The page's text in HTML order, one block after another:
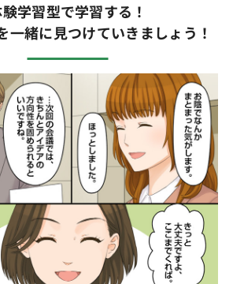
学習型で学習する！
一緒に見つけていきましょう！